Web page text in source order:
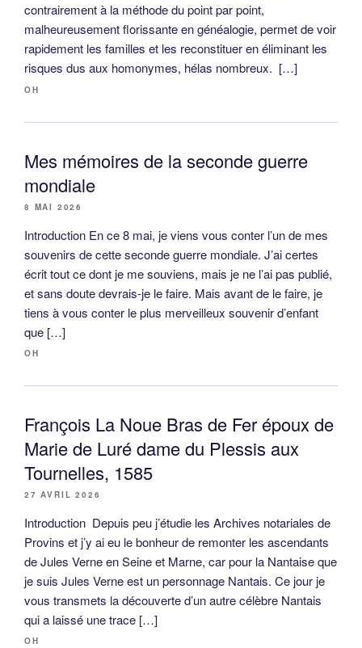
contrairement à la méthode du point par point,
malheureusement florissante en généalogie, permet de voir
rapidement les familles et les reconstituer en éliminant les
risques dus aux homonymes, hélas nombreux. […]
OH
Mes mémoires de la seconde guerre
mondiale
8 MAI 2026
Introduction En ce 8 mai, je viens vous conter l’un de mes
souvenirs de cette seconde guerre mondiale. J’ai certes
écrit tout ce dont je me souviens, mais je ne l’ai pas publié,
et sans doute devrais-je le faire. Mais avant de le faire, je
tiens à vous conter le plus merveilleux souvenir d’enfant
que […]
OH
François La Noue Bras de Fer époux de
Marie de Luré dame du Plessis aux
Tournelles, 1585
27 AVRIL 2026
Introduction Depuis peu j’étudie les Archives notariales de
Provins et j’y ai eu le bonheur de remonter les ascendants
de Jules Verne en Seine et Marne, car pour la Nantaise que
je suis Jules Verne est un personnage Nantais. Ce jour je
vous transmets la découverte d’un autre célèbre Nantais
qui a laissé une trace […]
OH